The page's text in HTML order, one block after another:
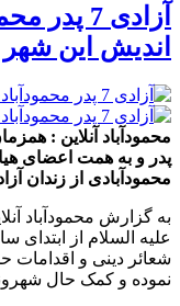
آزادی 7
اندیش این شهر
محمودآباد آنلاین :
پدر و به همت اعضای
محمودآبادی از زندان
به گزارش محمودآباد
علیه السلام از ابتدای
شعائر دینی و اقدامات
نموده و کمک حال